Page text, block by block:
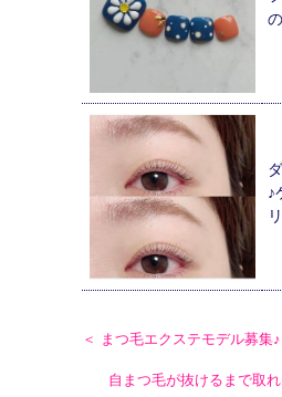
♪
＜ まつ毛エクステモデル募集♪
自まつ毛が抜けるまで取